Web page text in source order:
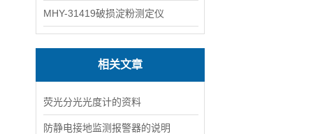
MHY-31419破损淀粉测定仪
相关文章
荧光分光光度计的资料
防静电接地监测报警器的说明